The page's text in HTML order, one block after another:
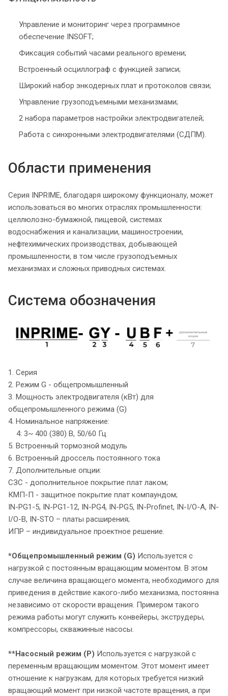
Управление и мониторинг через программное
обеспечение INSOFT;
Фиксация событий часами реального времени;
Встроенный осциллограф с функцией записи;
Широкий набор энкодерных плат и протоколов связи;
Управление грузоподъемными механизмами;
2 набора параметров настройки электродвигателей;
Работа с синхронными электродвигателями (СДПМ).
Области применения
Серия INPRIME, благодаря широкому функционалу, может
использоваться во многих отраслях промышленности:
целлюлозно-бумажной, пищевой, системах
водоснабжения и канализации, машиностроении,
нефтехимических производствах, добывающей
промышленности, в том числе грузоподъемных
механизмах и сложных приводных системах.
Система обозначения
1. Серия
2. Режим G - общепромышленный
3. Мощность электродвигателя (кВт) для
общепромышленного режима (G)
4. Номинальное напряжение:
4: 3~ 400 (380) В, 50/60 Гц
5. Встроенный тормозной модуль
6. Встроенный дроссель постоянного тока
7. Дополнительные опции:
СЗС - дополнительное покрытие плат лаком;
КМП-П - защитное покрытие плат компаундом;
IN-PG1-5, IN-PG1-12, IN-PG4, IN-PG5, IN-Profinet, IN-I/O-A, IN-
I/O-В, IN-STO – платы расширения;
ИПР – индивидуальное проектное решение.
*Общепромышленный режим (G) Используется с
нагрузкой с постоянным вращающим моментом. В этом
случае величина вращающего момента, необходимого для
приведения в действие какого-либо механизма, постоянна
независимо от скорости вращения. Примером такого
режима работы могут служить конвейеры, экструдеры,
компрессоры, скважинные насосы.
**Насосный режим (P) Используется с нагрузкой с
переменным вращающим моментом. Этот момент имеет
отношение к нагрузкам, для которых требуется низкий
вращающий момент при низкой частоте вращения, а при